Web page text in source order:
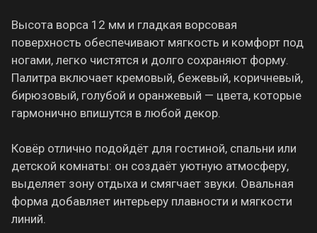
Высота ворса 12 мм и гладкая ворсовая
поверхность обеспечивают мягкость и комфорт под
ногами, легко чистятся и долго сохраняют форму.
Палитра включает кремовый, бежевый, коричневый,
бирюзовый, голубой и оранжевый — цвета, которые
гармонично впишутся в любой декор.
Ковёр отлично подойдёт для гостиной, спальни или
детской комнаты: он создаёт уютную атмосферу,
выделяет зону отдыха и смягчает звуки. Овальная
форма добавляет интерьеру плавности и мягкости
линий.